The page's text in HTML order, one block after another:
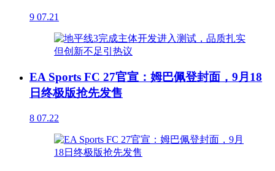
9 07.21
EA Sports FC 27官宣：姆巴佩登封面，9月18
日终极版抢先发售
8 07.22